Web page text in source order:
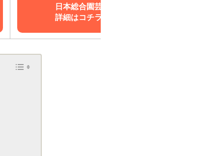
日本総合園芸
詳細はコチラ